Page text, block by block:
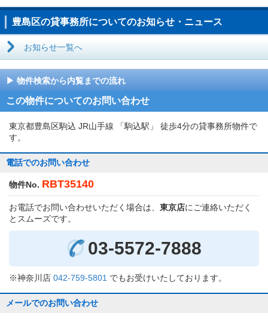
豊島区の貸事務所についてのお知らせ・ニュース
お知らせ一覧へ
物件検索から内覧までの流れ
この物件についてのお問い合わせ
東京都豊島区駒込 JR山手線 「駒込駅」 徒歩4分の貸事務所物件で
す。
電話でのお問い合わせ
物件No. RBT35140
お電話でお問い合わせいただく場合は、 東京店にご連絡いただく
とスムーズです。
03-5572-7888
※神奈川店 042-759-5801 でもお受けいたしております。
メールでのお問い合わせ